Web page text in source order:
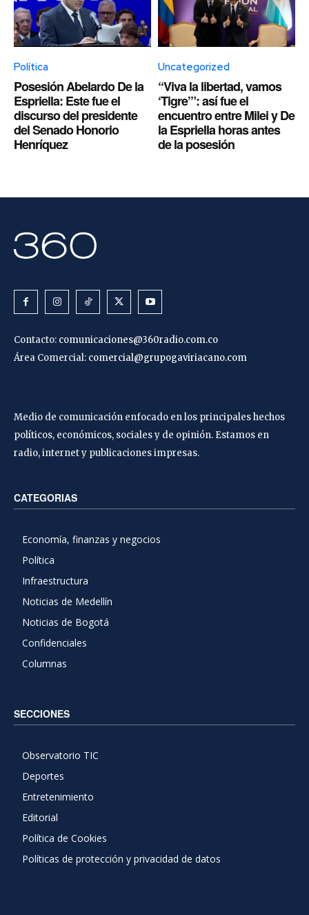
Política
Posesión Abelardo De la
Espriella: Este fue el
discurso del presidente
del Senado Honorio
Henríquez
Uncategorized
“Viva la libertad, vamos
‘Tigre’”: así fue el
encuentro entre Milei y De
la Espriella horas antes
de la posesión
Contacto: comunicaciones@360radio.com.co
Área Comercial: comercial@grupogaviriacano.com
Medio de comunicación enfocado en los principales hechos
políticos, económicos, sociales y de opinión. Estamos en
radio, internet y publicaciones impresas.
CATEGORIAS
Economía, finanzas y negocios
Política
Infraestructura
Noticias de Medellín
Noticias de Bogotá
Confidenciales
Columnas
SECCIONES
Observatorio TIC
Deportes
Entretenimiento
Editorial
Política de Cookies
Políticas de protección y privacidad de datos